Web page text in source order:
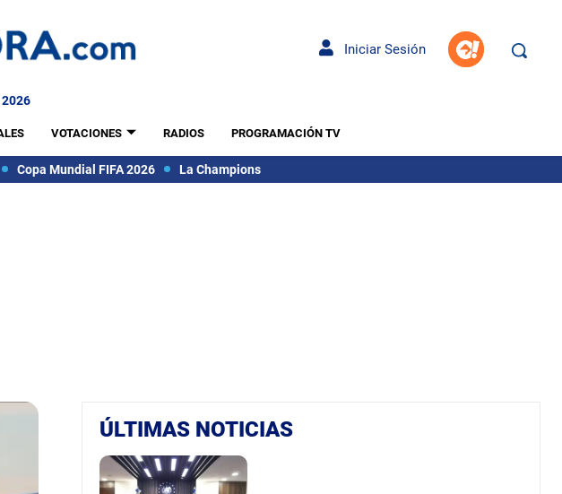
Iniciar Sesión
VOTACIONES RADIOS PROGRAMACIÓN TV
Copa Mundial FIFA 2026 La Champions
ÚLTIMAS NOTICIAS